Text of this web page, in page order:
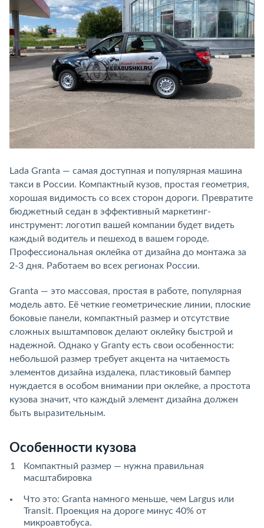
Lada Granta — самая доступная и популярная машина
такси в России. Компактный кузов, простая геометрия,
хорошая видимость со всех сторон дороги. Превратите
бюджетный седан в эффективный маркетинг-
инструмент: логотип вашей компании будет видеть
каждый водитель и пешеход в вашем городе.
Профессиональная оклейка от дизайна до монтажа за
2-3 дня. Работаем во всех регионах России.
Granta — это массовая, простая в работе, популярная
модель авто. Её четкие геометрические линии, плоские
боковые панели, компактный размер и отсутствие
сложных выштамповок делают оклейку быстрой и
надежной. Однако у Granty есть свои особенности:
небольшой размер требует акцента на читаемость
элементов дизайна издалека, пластиковый бампер
нуждается в особом внимании при оклейке, а простота
кузова значит, что каждый элемент дизайна должен
быть выразительным.
Особенности кузова
Компактный размер — нужна правильная
масштабировка
Что это: Granta намного меньше, чем Largus или
Transit. Проекция на дороге минус 40% от
микроавтобуса.